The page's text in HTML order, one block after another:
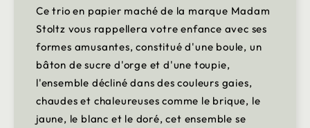
Ce trio en papier maché de la marque Madam
Stoltz vous rappellera votre enfance avec ses
formes amusantes, constitué d'une boule, un
bâton de sucre d'orge et d'une toupie,
l'ensemble décliné dans des couleurs gaies,
chaudes et chaleureuses comme le brique, le
jaune, le blanc et le doré, cet ensemble se